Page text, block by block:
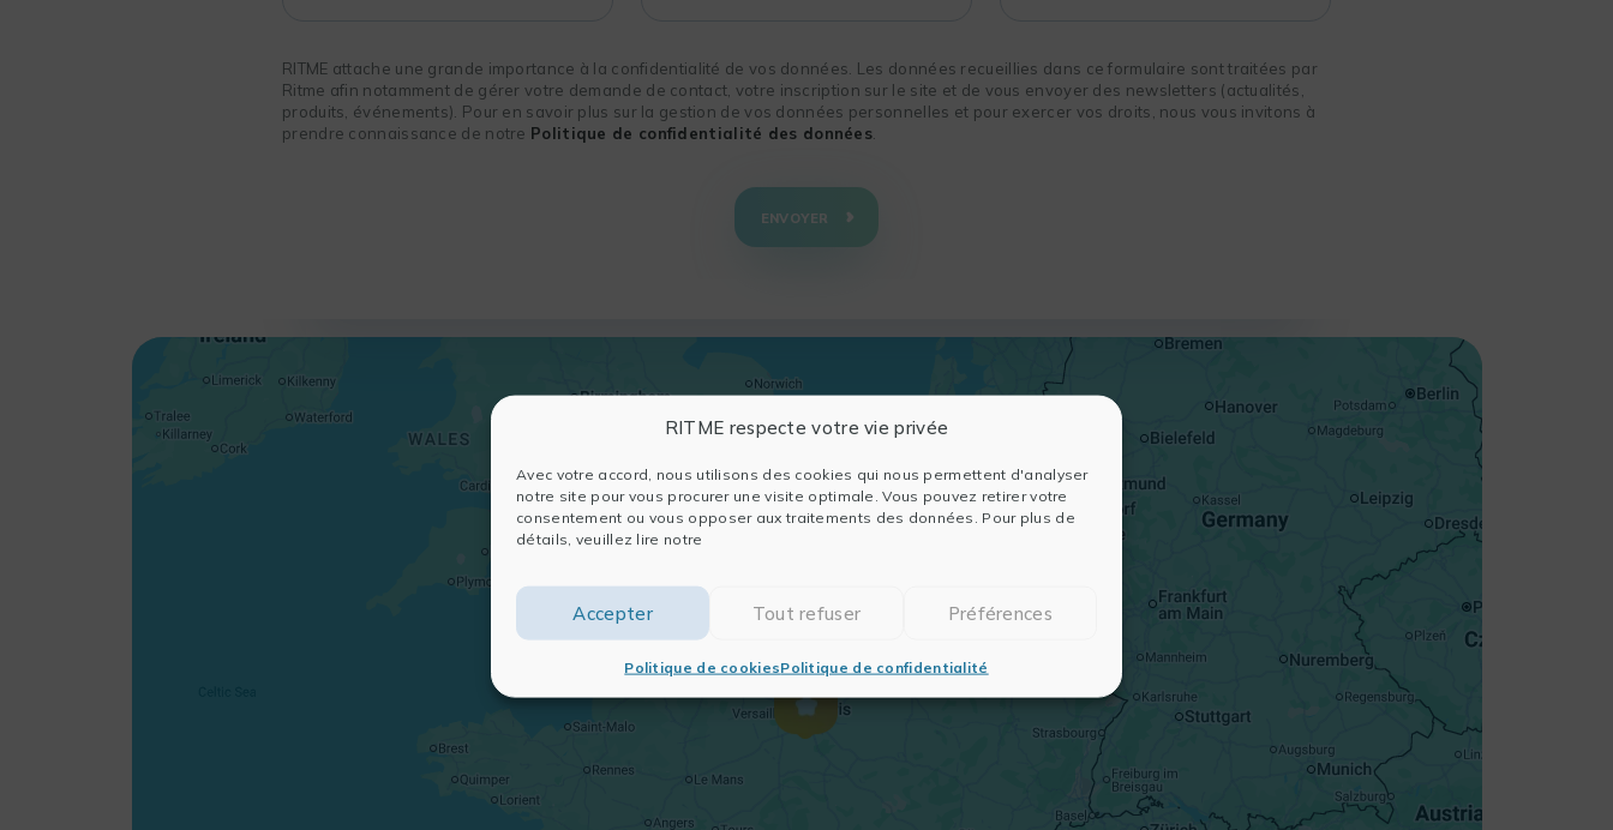
RITME respecte votre vie privée
Avec votre accord, nous utilisons des cookies qui nous permettent d'analyser
notre site pour vous procurer une visite optimale. Vous pouvez retirer votre
consentement ou vous opposer aux traitements des données. Pour plus de
détails, veuillez lire notre
Accepter Tout refuser Préférences
Politique de cookiesPolitique de confidentialité
RITME attache une grande importance à la confidentialité de vos données. Les données recueillies dans ce formulaire sont traitées par
Ritme afin notamment de gérer votre demande de contact, votre inscription sur le site et de vous envoyer des newsletters (actualités,
produits, événements). Pour en savoir plus sur la gestion de vos données personnelles et pour exercer vos droits, nous vous invitons à
prendre connaissance de notre Politique de confidentialité des données
ENVOYER